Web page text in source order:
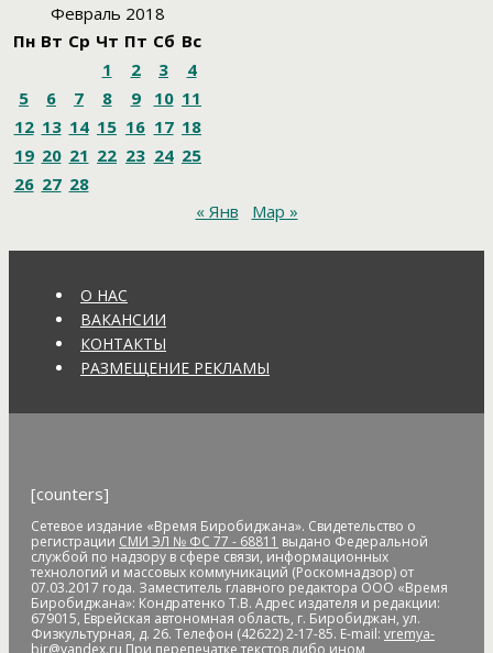
Александр Соловьев
Филиппова Алексей Корниенко
Алексей ХозяйскийАлексей Черный
Алисаалкоголизация Алкоголь
аллергия альманахАмур
Анатолий СкоробогатовАнгелы мира
Андрей Голубь
аномальное потеплениеанонимные звонки
безопасностьантитеррористическая комиссия
антитеррористические учения
апелляцияаппарат видеофиксации
АрашуковАрбатАрена аренда земли
Артём АкименкоАртём КуликовАрхангельскархив
Банк Россиибанки
банковские_картыбанковский роумингбанкротство
барельеф баскетболБастакБастрыкинбатутБедность
бездомныебездомные животныебезналичные платежи
Безопасное колесо-2019безопасностьБезопасные и
качественные дорогибезработица белкабензинБеринг
Февраль 2018
Пн Вт Ср Чт Пт Сб Вс
1
2 3
4
5
6 7 8 9 10 11
12 13 14 15 16 17 18
19 20 21 22 23 24 25
26 27 28
« Янв
Мар »
О НАС
ВАКАНСИИ
КОНТАКТЫ
РАЗМЕЩЕНИЕ РЕКЛАМЫ
[counters]
Сетевое издание «Время Биробиджана». Свидетельство о
регистрации СМИ ЭЛ № ФС 77 - 68811 выдано Федеральной
службой по надзору в сфере связи, информационных
технологий и массовых коммуникаций (Роскомнадзор) от
07.03.2017 года. Заместитель главного редактора ООО «Время
Биробиджана»: Кондратенко Т.В. Адрес издателя и редакции:
679015, Еврейская автономная область, г. Биробиджан, ул.
Физкультурная, д. 26. Телефон (42622) 2-17-85. E-mail: vremya-